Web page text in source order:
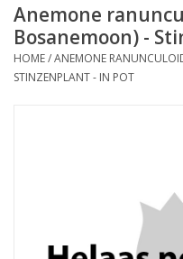
Voorjaarsbloeiers
Zomerbloeiers
Anemone
Bosanemoon) -
HOME/ANEMONE
STINZENPLANT - IN POT